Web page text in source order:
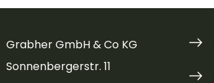
Grabher GmbH & Co KG
Sonnenbergerstr. 11